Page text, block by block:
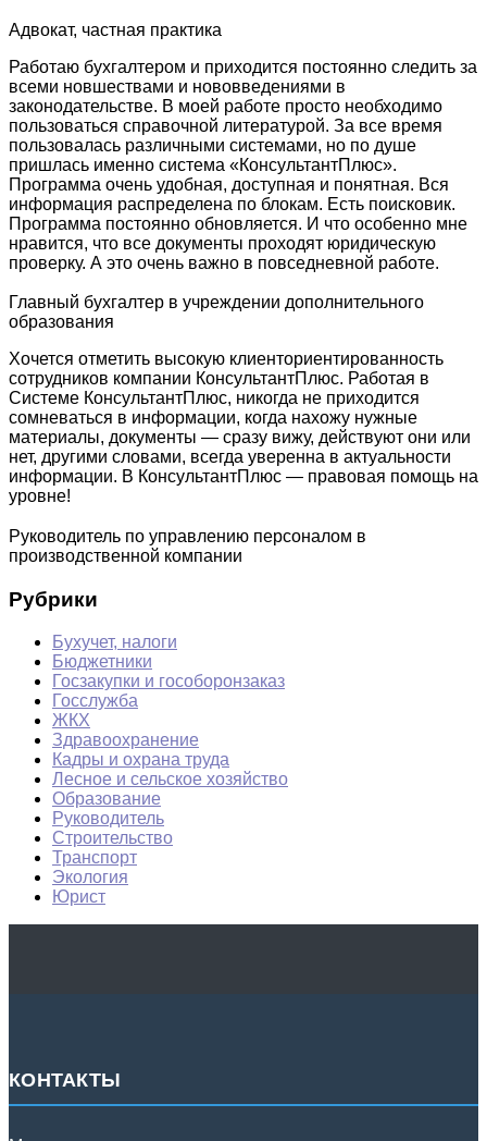
Адвокат, частная практика
Работаю бухгалтером и приходится постоянно следить за
всеми новшествами и нововведениями в
законодательстве. В моей работе просто необходимо
пользоваться справочной литературой. За все время
пользовалась различными системами, но по душе
пришлась именно система «КонсультантПлюс».
Программа очень удобная, доступная и понятная. Вся
информация распределена по блокам. Есть поисковик.
Программа постоянно обновляется. И что особенно мне
нравится, что все документы проходят юридическую
проверку. А это очень важно в повседневной работе.
Главный бухгалтер в учреждении дополнительного
образования
Хочется отметить высокую клиенториентированность
сотрудников компании КонсультантПлюс. Работая в
Системе КонсультантПлюс, никогда не приходится
сомневаться в информации, когда нахожу нужные
материалы, документы — сразу вижу, действуют они или
нет, другими словами, всегда уверенна в актуальности
информации. В КонсультантПлюс — правовая помощь на
уровне!
Руководитель по управлению персоналом в
производственной компании
Рубрики
Бухучет, налоги
Бюджетники
Госзакупки и гособоронзаказ
Госслужба
ЖКХ
Здравоохранение
Кадры и охрана труда
Лесное и сельское хозяйство
Образование
Руководитель
Строительство
Транспорт
Экология
Юрист
КОНТАКТЫ